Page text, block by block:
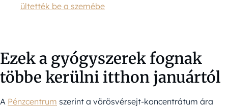
ültették be a szemébe
Ezek a gyógyszerek fognak
többe kerülni itthon januártól
A Pénzcentrum szerint a vörösvérsejt-koncentrátum ára